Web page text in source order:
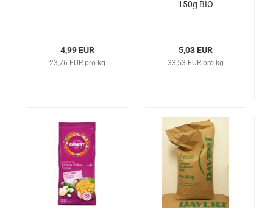
4,99 EUR
23,76 EUR pro kg
150g BIO
5,03 EUR
33,53 EUR pro kg